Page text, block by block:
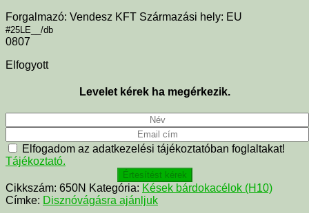
Forgalmazó: Vendesz KFT Származási hely: EU
#25LE__/db
0807
Elfogyott
Levelet kérek ha megérkezik.
Elfogadom az adatkezelési tájékoztatóban foglaltakat!
Tájékoztató.
Értesítést kérek
Cikkszám: 650N Kategória: Kések bárdokacélok (H10)
Címke: Disznóvágásra ajánljuk